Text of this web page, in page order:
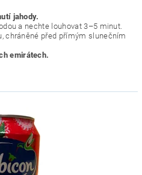
jahody.
a nechte louhovat 3–5 minut.
chráněné před přímým slunečním
emirátech.